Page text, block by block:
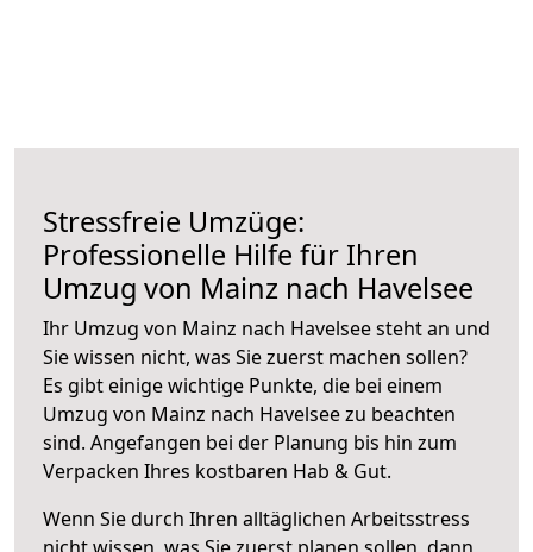
Stressfreie Umzüge:
Professionelle Hilfe für Ihren
Umzug von Mainz nach Havelsee
Ihr Umzug von Mainz nach Havelsee steht an und
Sie wissen nicht, was Sie zuerst machen sollen?
Es gibt einige wichtige Punkte, die bei einem
Umzug von Mainz nach Havelsee zu beachten
sind. Angefangen bei der Planung bis hin zum
Verpacken Ihres kostbaren Hab & Gut.
Wenn Sie durch Ihren alltäglichen Arbeitsstress